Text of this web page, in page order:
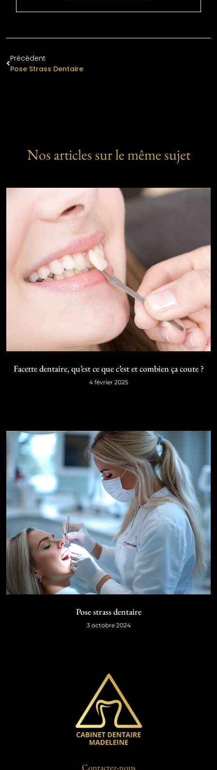
Précédent
Pose Strass Dentaire
Nos articles sur le même sujet
Facette dentaire, qu’est ce que c’est et combien ça coute ?
4 février 2025
Pose strass dentaire
3 octobre 2024
Contactez-nous